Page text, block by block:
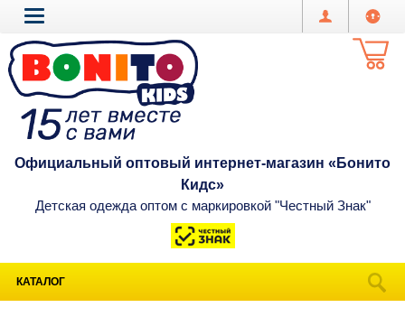
Официальный оптовый интернет-магазин «Бонито
Кидс»
Детская одежда оптом с маркировкой "Честный Знак"
КАТАЛОГ